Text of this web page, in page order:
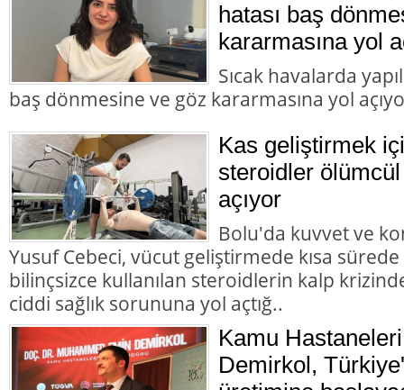
hatası baş
kararmasına yol
Sıcak havalarda
baş dönmesine ve göz kararmasına yol
Kas geliştirmek
steroidler
açıyor
Bolu'da kuvvet ve
Yusuf Cebeci, vücut geliştirmede kısa
bilinçsizce kullanılan steroidlerin kalp
ciddi sağlık sorununa yol açtığ..
Kamu
Demirkol,